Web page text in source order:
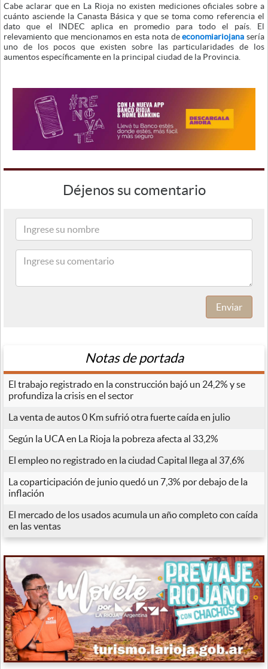
Cabe aclarar que en La Rioja no existen mediciones oficiales sobre a
cuánto asciende la Canasta Básica y que se toma como referencia el
dato que el INDEC aplica en promedio para todo el país. El
relevamiento que mencionamos en esta nota deeconomiariojana sería
uno de los pocos que existen sobre las particularidades de los
aumentos específicamente en la principal ciudad de la Provincia.
Déjenos su comentario
Enviar
Notas de portada
El trabajo registrado en la construcción bajó un 24,2% y se
profundiza la crisis en el sector
La venta de autos 0 Km sufrió otra fuerte caída en julio
Según la UCA en La Rioja la pobreza afecta al 33,2%
El empleo no registrado en la ciudad Capital llega al 37,6%
La coparticipación de junio quedó un 7,3% por debajo de la
inflación
El mercado de los usados acumula un año completo con caída
en las ventas